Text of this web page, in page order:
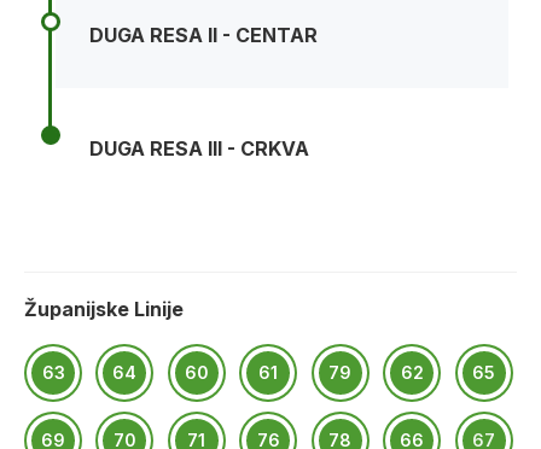
DUGA RESA II - CENTAR
DUGA RESA III - CRKVA
Županijske Linije
63 64 60 61 79 62 65
69 70 71 76 78 66 67